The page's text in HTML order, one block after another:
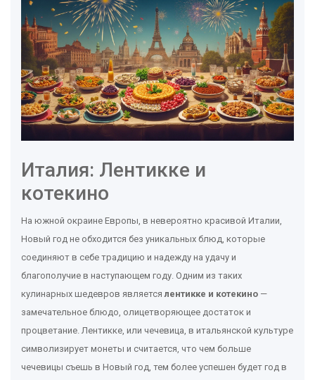
Италия: Лентикке и
котекино
На южной окраине Европы, в невероятно красивой Италии,
Новый год не обходится без уникальных блюд, которые
соединяют в себе традицию и надежду на удачу и
благополучие в наступающем году. Одним из таких
кулинарных шедевров являетсялентикке и котекино —
замечательное блюдо, олицетворяющее достаток и
процветание. Лентикке, или чечевица, в итальянской культуре
символизирует монеты и считается, что чем больше
чечевицы съешь в Новый год, тем более успешен будет год в